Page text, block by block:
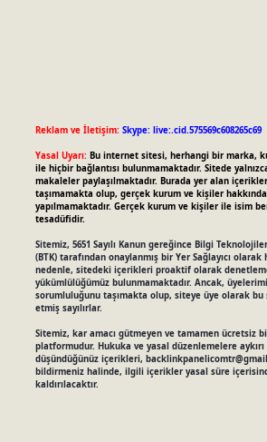
Reklam ve İletişim: Skype: live:.cid.575569c608265c69
Yasal Uyarı: Bu internet sitesi, herhangi bir marka,
ile hiçbir bağlantısı bulunmamaktadır. Sitede
makaleler paylaşılmaktadır. Burada yer alan
taşımamakta olup, gerçek kurum ve kişiler hakkında
yapılmamaktadır. Gerçek kurum ve kişiler ile isim
tesadüfidir.
Sitemiz, 5651 Sayılı Kanun gereğince Bilgi
(BTK) tarafından onaylanmış bir Yer Sağlayıcı
nedenle, sitedeki içerikleri proaktif olarak
yükümlülüğümüz bulunmamaktadır. Ancak,
sorumluluğunu taşımakta olup, siteye üye olarak bu
etmiş sayılırlar.
Sitemiz, kar amacı gütmeyen ve tamamen ücretsiz
platformudur. Hukuka ve yasal düzenlemelere
düşündüğünüz içerikleri,
bildirmeniz halinde, ilgili içerikler yasal süre
kaldırılacaktır.